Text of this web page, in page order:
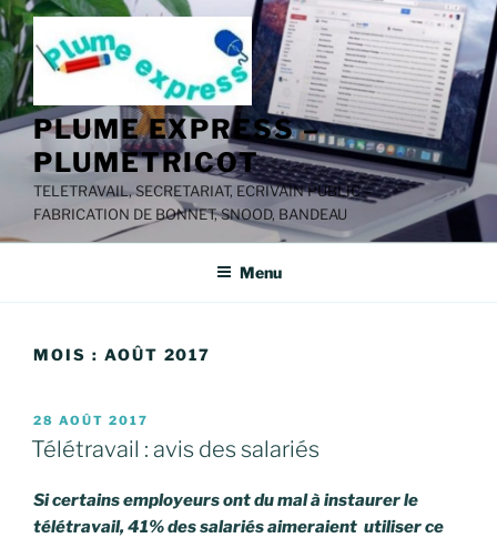
Aller
au
contenu
principal
PLUME EXPRESS –
PLUMETRICOT
TELETRAVAIL, SECRETARIAT, ECRIVAIN PUBLIC –
FABRICATION DE BONNET, SNOOD, BANDEAU
Menu
MOIS : AOÛT 2017
PUBLIÉ
LE
28 AOÛT 2017
Télétravail : avis des salariés
Si certains employeurs ont du mal à instaurer le
télétravail, 41% des salariés aimeraient utiliser ce